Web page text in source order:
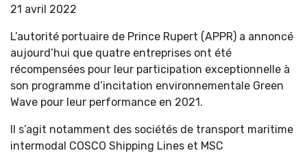
21 avril 2022
L’autorité portuaire de Prince Rupert (APPR) a annoncé
aujourd’hui que quatre entreprises ont été
récompensées pour leur participation exceptionnelle à
son programme d’incitation environnementale Green
Wave pour leur performance en 2021.
Il s’agit notamment des sociétés de transport maritime
intermodal COSCO Shipping Lines et MSC